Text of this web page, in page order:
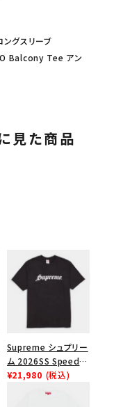
ングスリーブ
Balcony Tee アン
見た商品
Supreme シュプリー
ム 2026SS Speed
Tee スピードTシャツ
¥21,980 (税込)